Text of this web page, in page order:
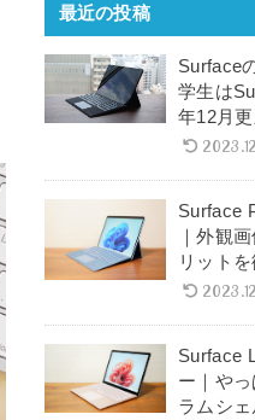
最近の投稿
Surface
学生は
年12月更
Surface
｜外観
リット
Surface
ー｜や
ラムシ